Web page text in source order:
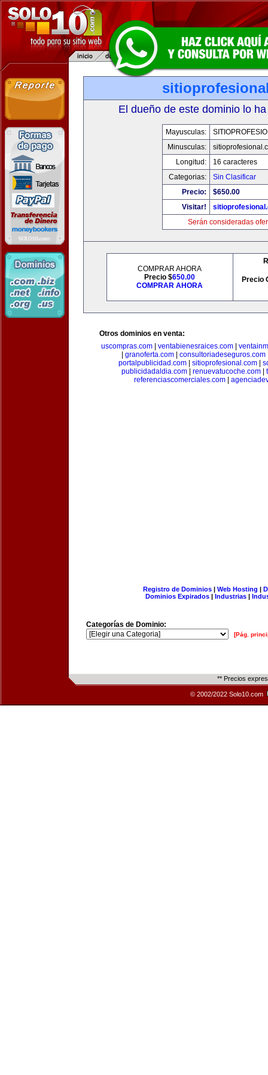
El dueño de este dominio lo
Mayusculas:
Minusculas:
Longitud:
16 caracteres
Categorias:
Sin Clasificar
Precio:
$650.00
Visitar!
Serán consideradas
COMPRAR AHORA
Precio $650.00
COMPRAR AHORA
Precio
Otros dominios en venta:
uscompras.com| ventabienesraices.com|
granoferta.com| consultoriadeseguros.com
portalpublicidad.com
sitioprofesional.com
publicidadaldia.com| renuevatucoche.com|
referenciascomerciales.com
Registro de Dominios| Web Hosting |
Dominios Expirados | Industrias |
Categorías de Dominio:
[Pág.
** Precios
© 2002/2022 Solo10.com